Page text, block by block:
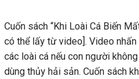
Cuốn sách “Khi Loài Cá Biến
có thể lấy từ video]. Video
các loài cá nếu con người
dùng thủy hải sản. Cuốn sách